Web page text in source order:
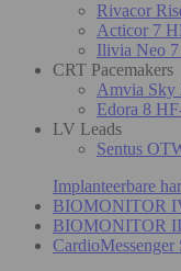
Rivacor
Acticor 7
Ilivia Neo
CRT Pacemakers
Amvia Sky
Edora 8
LV Leads
Sentus
Implanteerbare
BIOMONITOR
BIOMONITOR
CardioMessenger